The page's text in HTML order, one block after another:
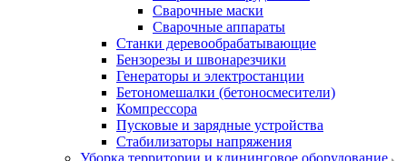
Сварочные маски
Сварочные аппараты
Станки деревообрабатывающие
Бензорезы и швонарезчики
Генераторы и электростанции
Бетономешалки (бетоносмесители)
Компрессора
Пусковые и зарядные устройства
Стабилизаторы напряжения
Уборка территории и клининговое оборудование